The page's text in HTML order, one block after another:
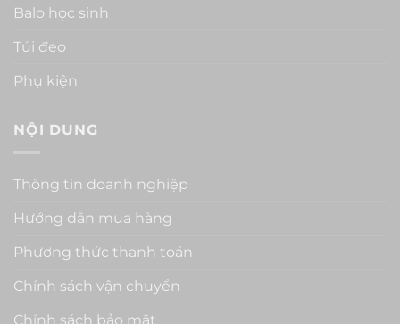
Balo học sinh
Túi đeo
Phụ kiện
NỘI DUNG
Thông tin doanh nghiệp
Hướng dẫn mua hàng
Phương thức thanh toán
Chính sách vận chuyển
Chính sách bảo mật